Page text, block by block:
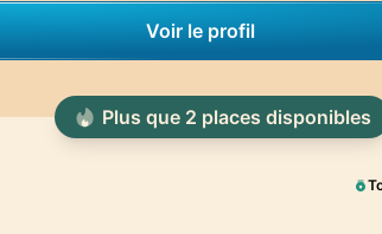
Voir le profil
Plus que 2 places disponibles